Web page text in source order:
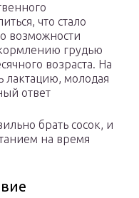
что стало
возможности
грудью
возраста. На
лактацию, молодая
ответ
брать сосок, и
на время